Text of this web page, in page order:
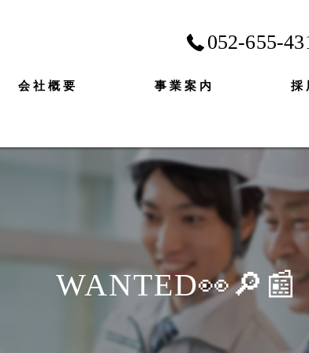
052-655-
会社概要 事業案内 採
WANTED👀🔎📰